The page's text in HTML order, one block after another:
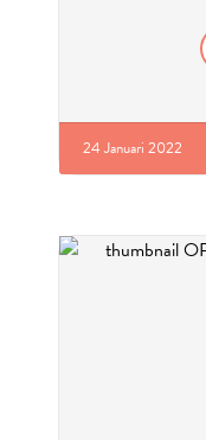
24 Januari 2022